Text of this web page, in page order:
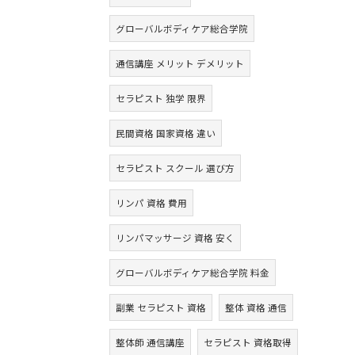
グローバルボディケア総合学院
通信講座 メリット デメリット
セラピスト 独学 限界
民間資格 国家資格 違い
セラピスト スクール 選び方
リンパ 資格 費用
リンパマッサージ 資格 安く
グローバルボディケア総合学院 料金
副業 セラピスト 資格 整体 資格 通信
整体師 通信講座 セラピスト 資格取得